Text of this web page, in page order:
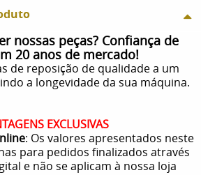
nossas peças? Confiança de
20 anos de mercado!
de reposição de qualidade a um
a longevidade da sua máquina.
EXCLUSIVAS
: Os valores apresentados neste
para pedidos finalizados através
e não se aplicam à nossa loja